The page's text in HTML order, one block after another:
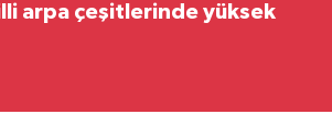
arpa çeşitlerinde yüksek